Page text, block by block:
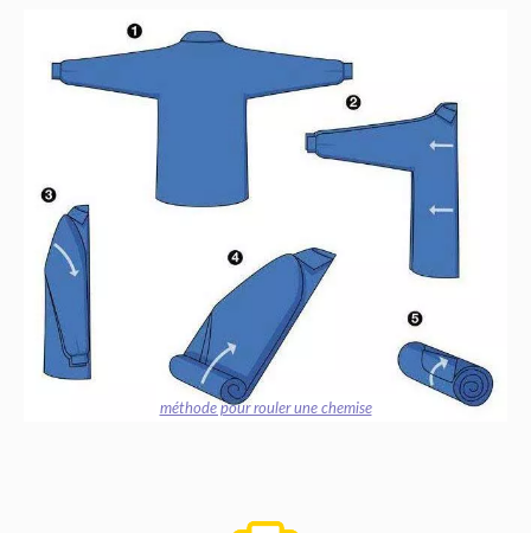
méthode pour rouler une chemise